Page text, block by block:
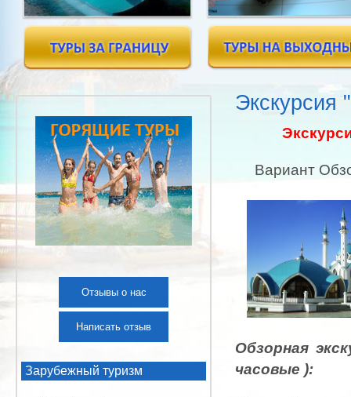
Экскурсия
Экскурсия
Вариант
Обзорная
часовые ):
Отзывы о нас
Написать отзыв
Зарубежный туризм